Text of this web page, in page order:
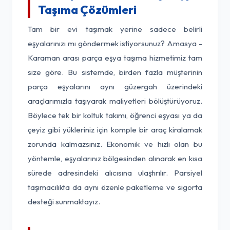
Taşıma Çözümleri
Tam bir evi taşımak yerine sadece belirli
eşyalarınızı mı göndermek istiyorsunuz? Amasya -
Karaman arası parça eşya taşıma hizmetimiz tam
size göre. Bu sistemde, birden fazla müşterinin
parça eşyalarını aynı güzergah üzerindeki
araçlarımızla taşıyarak maliyetleri bölüştürüyoruz.
Böylece tek bir koltuk takımı, öğrenci eşyası ya da
çeyiz gibi yükleriniz için komple bir araç kiralamak
zorunda kalmazsınız. Ekonomik ve hızlı olan bu
yöntemle, eşyalarınız bölgesinden alınarak en kısa
sürede adresindeki alıcısına ulaştırılır. Parsiyel
taşımacılıkta da aynı özenle paketleme ve sigorta
desteği sunmaktayız.